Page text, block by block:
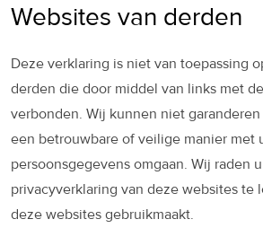
Websites van derden
Deze verklaring is niet van toepassing
derden die door middel van links met
verbonden. Wij kunnen niet
een betrouwbare of veilige manier met
persoonsgegevens omgaan. Wij raden
privacyverklaring van deze websites te
deze websites gebruikmaakt.